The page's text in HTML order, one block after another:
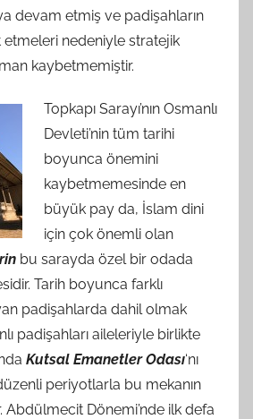
devam etmiş ve padişahların
etmeleri nedeniyle stratejik
kaybetmemiştir.
Topkapı Sarayı’nın Osmanlı
Devleti’nin tüm tarihi
boyunca önemini
kaybetmemesinde en
büyük pay da, İslam dini
için çok önemli olan
bu sarayda özel bir odada
Tarih boyunca farklı
padişahlarda dahil olmak
padişahları aileleriyle birlikte
Kutsal Emanetler Odası‘nı
periyotlarla bu mekanın
Abdülmecit Dönemi’nde ilk defa